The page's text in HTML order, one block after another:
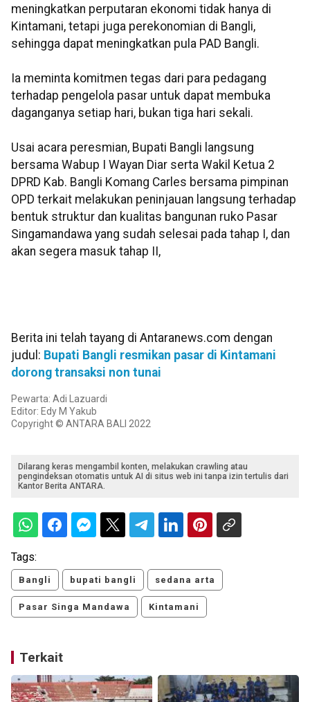
meningkatkan perputaran ekonomi tidak hanya di
Kintamani, tetapi juga perekonomian di Bangli,
sehingga dapat meningkatkan pula PAD Bangli.
Ia meminta komitmen tegas dari para pedagang
terhadap pengelola pasar untuk dapat membuka
daganganya setiap hari, bukan tiga hari sekali.
Usai acara peresmian, Bupati Bangli langsung
bersama Wabup I Wayan Diar serta Wakil Ketua 2
DPRD Kab. Bangli Komang Carles bersama pimpinan
OPD terkait melakukan peninjauan langsung terhadap
bentuk struktur dan kualitas bangunan ruko Pasar
Singamandawa yang sudah selesai pada tahap I, dan
akan segera masuk tahap II,
Berita ini telah tayang di Antaranews.com dengan
judul: Bupati Bangli resmikan pasar di Kintamani
dorong transaksi non tunai
Pewarta: Adi Lazuardi
Editor: Edy M Yakub
Copyright © ANTARA BALI 2022
Dilarang keras mengambil konten, melakukan crawling atau
pengindeksan otomatis untuk AI di situs web ini tanpa izin tertulis dari
Kantor Berita ANTARA.
Tags:
Bangli bupati bangli sedana arta
Pasar Singa Mandawa Kintamani
Terkait